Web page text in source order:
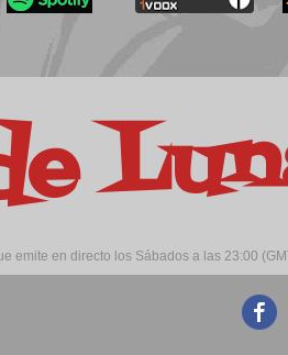
emite en directo los Sábados a las 23:00